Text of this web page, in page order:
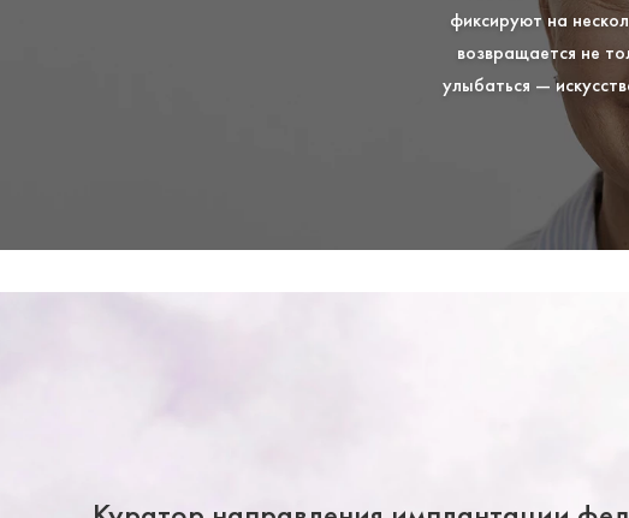
фиксируют на
возвращается не
улыбаться ―